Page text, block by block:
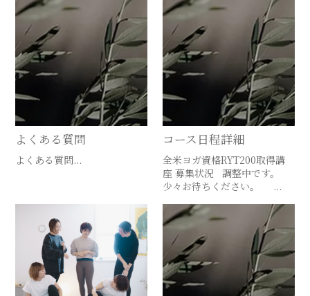
よくある質問
よくある質問...
コース日程詳細
全米ヨガ資格RYT200取得講
座 募集状況 調整中です。
少々お待ちください。 ...